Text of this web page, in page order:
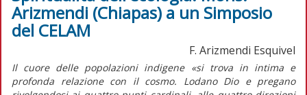
Arizmendi (Chiapas) a un Simposio
del CELAM
F. Arizmendi Esquivel
Il cuore delle popolazioni indigene «si trova in intima e
profonda relazione con il cosmo. Lodano Dio e pregano